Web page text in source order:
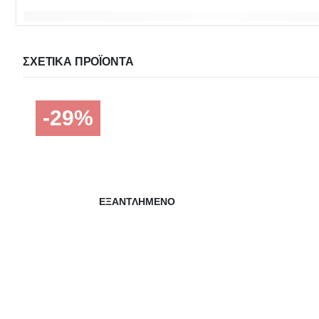
ΣΧΕΤΙΚΆ ΠΡΟΪΌΝΤΑ
-29%
ΕΞΑΝΤΛΗΜΈΝΟ